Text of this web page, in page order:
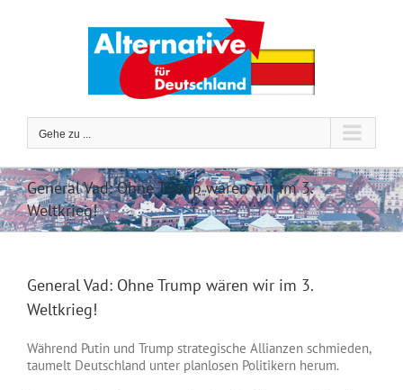
Gehe zu ...
General Vad: Ohne Trump wären wir im 3.
Weltkrieg!
General Vad: Ohne Trump wären wir im 3.
Weltkrieg!
Während Putin und Trump strategische Allianzen schmieden,
taumelt Deutschland unter planlosen Politikern herum.